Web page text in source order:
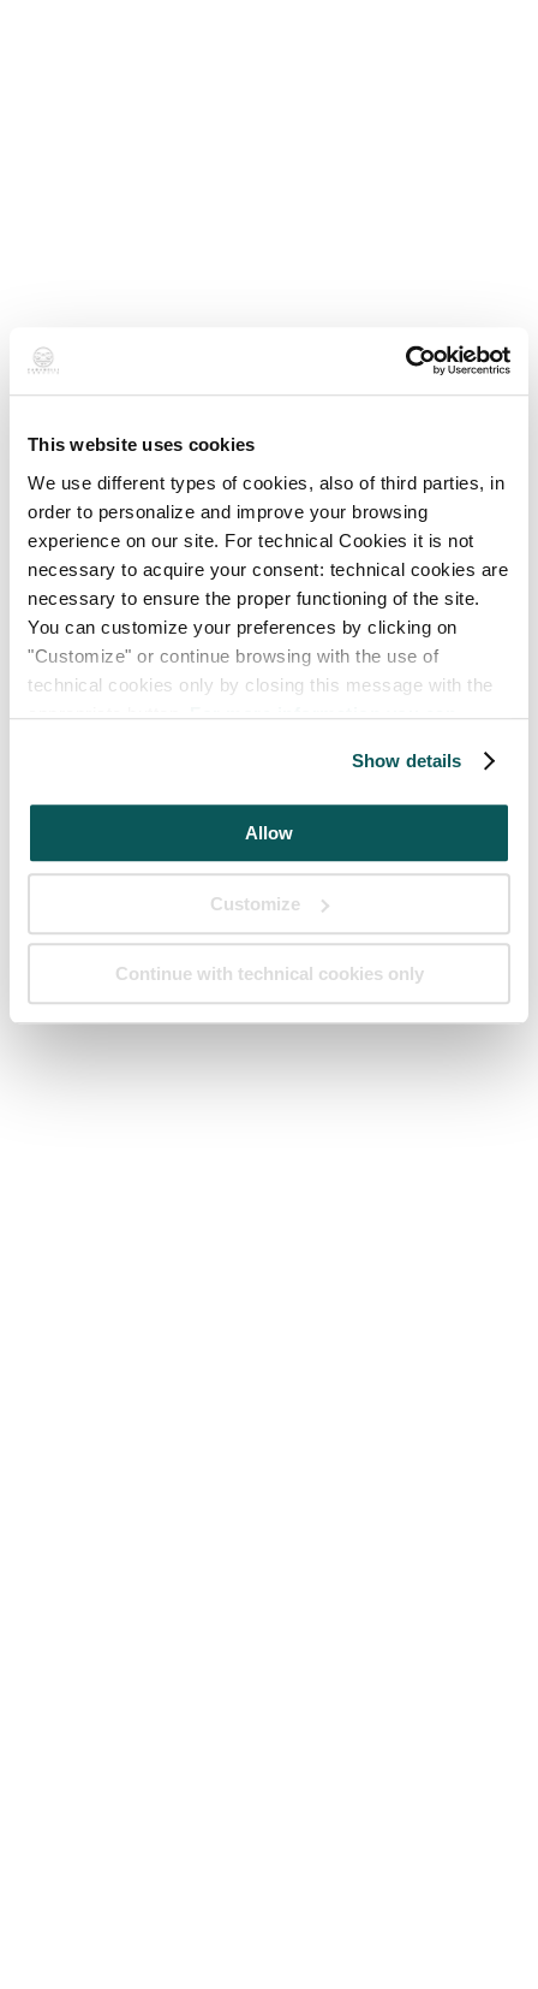
This website uses cookies
We use different types of cookies, also of third parties, in
order to personalize and improve your browsing
experience on our site. For technical Cookies it is not
necessary to acquire your consent: technical cookies are
necessary to ensure the proper functioning of the site.
You can customize your preferences by clicking on
"Customize" or continue browsing with the use of
technical cookies only by closing this message with the
appropriate button.For more information you can
Show details
Allow
Customize
Continue with technical cookies only